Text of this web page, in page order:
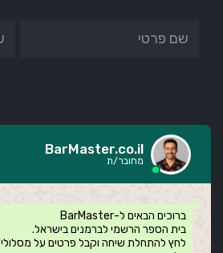
BarMaster.co.il
מחובר/ת
ברוכים הבאים ל-BarMaster
בית הספר הרשמי לברמנים בישראל.
לחץ להתחלת שיחה וקבל פרטים על מסלולי